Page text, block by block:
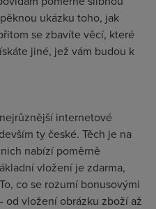
ukázku toho, jak
se zbavíte věcí, které
jiné, jež vám budou k
internetové
ty české. Těch je na
nabízí poměrně
vložení je zdarma,
co se rozumí bonusovými
od vložení obrázku zboží až